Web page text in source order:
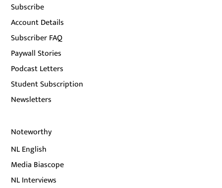
Subscribe
Account Details
Subscriber FAQ
Paywall Stories
Podcast Letters
Student Subscription
Newsletters
Noteworthy
NL English
Media Biascope
NL Interviews